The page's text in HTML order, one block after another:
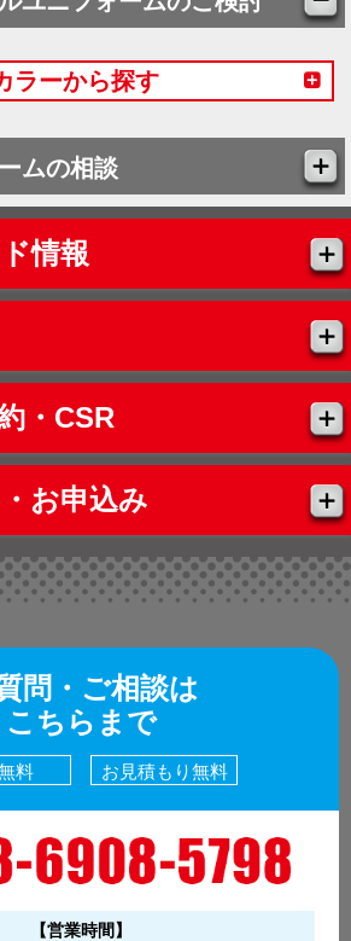
ラーから探す
ムの相談
情報
・CSR
お申込み
問・ご相談は
こちらまで
料 お見積もり無料
【営業時間】